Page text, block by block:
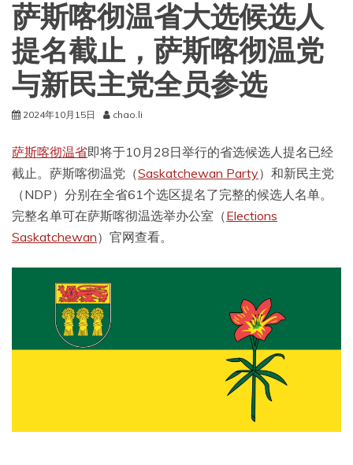
萨斯喀彻温省大选候选人
提名截止，萨斯喀彻温党
与新民主党全员参选
2024年10月15日 chao.li
萨斯喀彻温省即将于10月28日举行的省选候选人提名已经
截止。萨斯喀彻温党（Saskatchewan Party）和新民主党
（NDP）分别在全省61个选区提名了完整的候选人名单。
完整名单可在萨斯喀彻温选举办公室（Elections
Saskatchewan）官网查看。